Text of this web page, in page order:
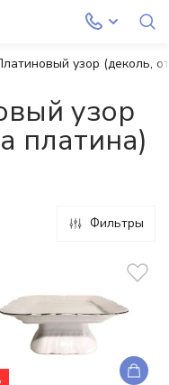
узор (деколь,
узор
платина)
Фильтры